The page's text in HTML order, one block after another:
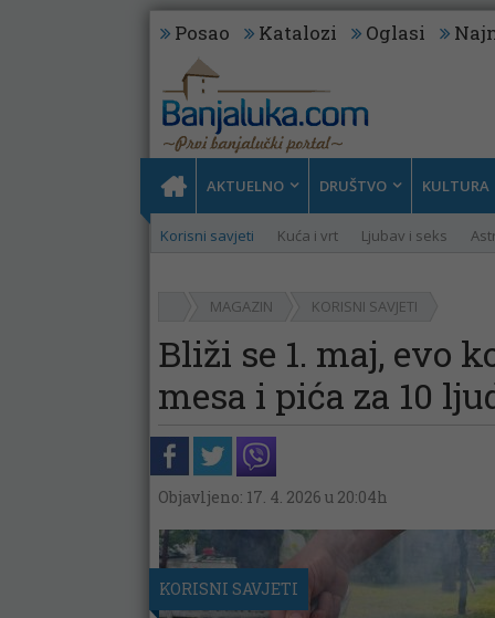
Posao Katalozi Oglasi
AKTUELNO DRUŠTVO KULTURA
Korisni savjeti Kuća i vrt Ljubav i seks
MAGAZIN KORISNI SAVJETI
Bliži se 1. maj, evo
mesa i pića za 10
Objavljeno: 17. 4. 2026 u 20:04h
KORISNI SAVJETI